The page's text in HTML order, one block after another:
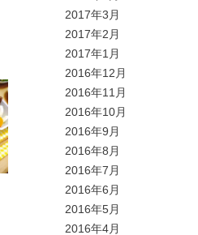
2017年3月
2017年2月
2017年1月
2016年12月
2016年11月
2016年10月
2016年9月
2016年8月
2016年7月
2016年6月
2016年5月
2016年4月